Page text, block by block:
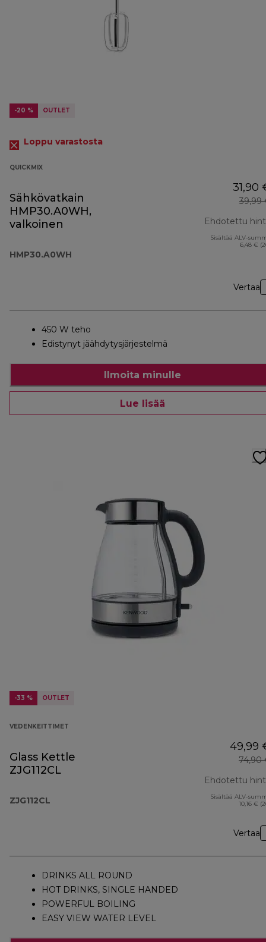
-20 % OUTLET
Loppu varastosta
QUICKMIX
Sähkövatkain
HMP30.A0WH,
valkoinen
HMP30.A0WH
31,90
39,99
Ehdotettu
Sisältää ALV-
6,48 €
Vertaa
450 W teho
Edistynyt jäähdytysjärjestelmä
Ilmoita minulle
Lue lisää
-33 % OUTLET
VEDENKEITTIMET
Glass Kettle
ZJG112CL
ZJG112CL
49,99
74,90
Ehdotettu
Sisältää ALV-
10,16 €
Vertaa
DRINKS ALL ROUND
HOT DRINKS, SINGLE HANDED
POWERFUL BOILING
EASY VIEW WATER LEVEL